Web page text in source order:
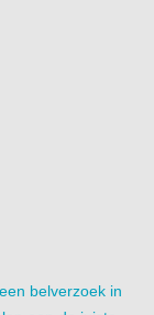
belverzoek in